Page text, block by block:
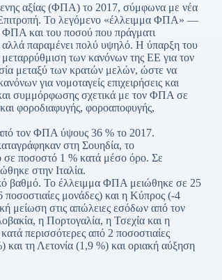
αξίας (ΦΠΑ) το 2017, σύμφωνα με νέα
Το λεγόμενο «έλλειμμα ΦΠΑ» —
και του ποσού που πράγματι
παραμένει πολύ υψηλό. Η ύπαρξη του
των κανόνων της ΕΕ για τον
μεταξύ των κρατών μελών, ώστε να
για νομοταγείς επιχειρήσεις και
συμμόρφωσης σχετικά με τον ΦΠΑ σε
φοροδιαφυγής, φοροαποφυγής,
τον ΦΠΑ ύψους 36 % το 2017.
στη Σουηδία, το
ποσοστό 1 % κατά μέσο όρο. Σε
στην Ιταλία.
βαθμό. Το έλλειμμα ΦΠΑ μειώθηκε σε 25
μονάδες) και η Κύπρος (-4
μείωση στις απώλειες εσόδων από τον
η Πορτογαλία, η Τσεχία και η
περισσότερες από 2 ποσοστιαίες
τη Λετονία (1,9 %) και οριακή αύξηση